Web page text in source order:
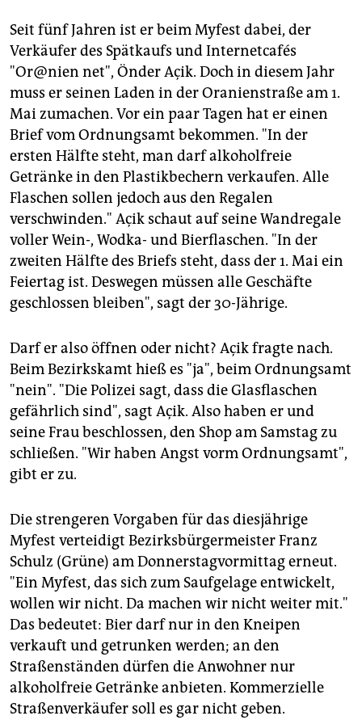
unterstützen
abo
genossenschaft
epaper login
Seit fünf Jahren ist er beim Myfest dabei, der
Verkäufer des Spätkaufs und Internetcafés
"Or@nien net", Önder Açik. Doch in diesem Jahr
muss er seinen Laden in der Oranienstraße am 1.
Mai zumachen. Vor ein paar Tagen hat er einen
Brief vom Ordnungsamt bekommen. "In der
ersten Hälfte steht, man darf alkoholfreie
Getränke in den Plastikbechern verkaufen. Alle
Flaschen sollen jedoch aus den Regalen
verschwinden." Açik schaut auf seine Wandregale
voller Wein-, Wodka- und Bierflaschen. "In der
zweiten Hälfte des Briefs steht, dass der 1. Mai ein
Feiertag ist. Deswegen müssen alle Geschäfte
geschlossen bleiben", sagt der 30-Jährige.
Darf er also öffnen oder nicht? Açik fragte nach.
Beim Bezirkskamt hieß es "ja", beim Ordnungsamt
"nein". "Die Polizei sagt, dass die Glasflaschen
gefährlich sind", sagt Açik. Also haben er und
seine Frau beschlossen, den Shop am Samstag zu
schließen. "Wir haben Angst vorm Ordnungsamt",
gibt er zu.
Die strengeren Vorgaben für das diesjährige
Myfest verteidigt Bezirksbürgermeister Franz
Schulz (Grüne) am Donnerstagvormittag erneut.
"Ein Myfest, das sich zum Saufgelage entwickelt,
wollen wir nicht. Da machen wir nicht weiter mit."
Das bedeutet: Bier darf nur in den Kneipen
verkauft und getrunken werden; an den
Straßenständen dürfen die Anwohner nur
alkoholfreie Getränke anbieten. Kommerzielle
Straßenverkäufer soll es gar nicht geben.